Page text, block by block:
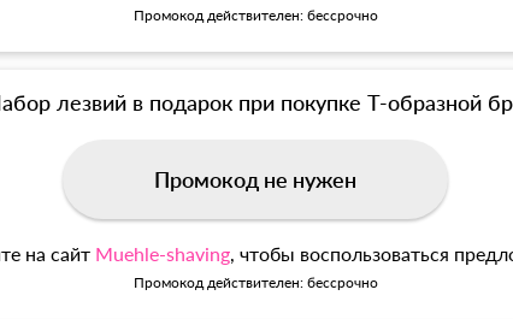
Промокод действителен: бессрочно
лезвий в подарок при покупке Т-образной
Промокод не нужен
на сайт Muehle-shaving, чтобы воспользоваться
Промокод действителен: бессрочно